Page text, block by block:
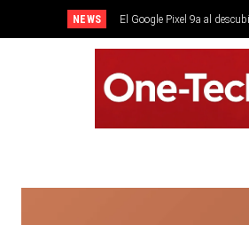
NEWS El Google Pixel 9a al